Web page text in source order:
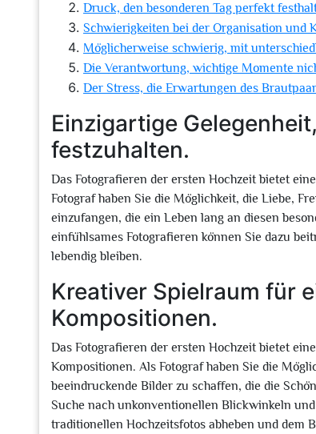
Druck, den besonderen Tag perfekt
Schwierigkeiten bei der Organisation und
Möglicherweise schwierig, mit
Die Verantwortung, wichtige Momente
Der Stress, die Erwartungen des
Einzigartige
festzuhalten.
Das Fotografieren der ersten Hochzeit bietet
Fotograf haben Sie die Möglichkeit, die Liebe,
einzufangen, die ein Leben lang an diesen
einfühlsames Fotografieren können Sie dazu
lebendig bleiben.
Kreativer Spielraum für
Kompositionen.
Das Fotografieren der ersten Hochzeit bietet
Kompositionen. Als Fotograf haben Sie die
beeindruckende Bilder zu schaffen, die die
Suche nach unkonventionellen Blickwinkeln
traditionellen Hochzeitsfotos abheben und dem